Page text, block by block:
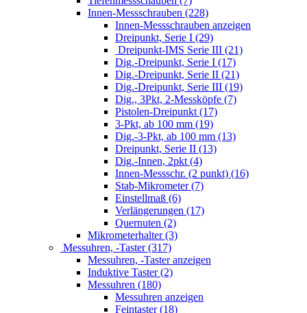
Innen-Messschrauben (228)
Innen-Messschrauben anzeigen
Dreipunkt, Serie I (29)
Dreipunkt-IMS Serie III (21)
Dig.-Dreipunkt, Serie I (17)
Dig.-Dreipunkt, Serie II (21)
Dig.-Dreipunkt, Serie III (19)
Dig., 3Pkt, 2-Messköpfe (7)
Pistolen-Dreipunkt (17)
3-Pkt, ab 100 mm (19)
Dig.-3-Pkt, ab 100 mm (13)
Dreipunkt, Serie II (13)
Dig.-Innen, 2pkt (4)
Innen-Messschr. (2 punkt) (16)
Stab-Mikrometer (7)
Einstellmaß (6)
Verlängerungen (17)
Quernuten (2)
Mikrometerhalter (3)
Messuhren, -Taster (317)
Messuhren, -Taster anzeigen
Induktive Taster (2)
Messuhren (180)
Messuhren anzeigen
Feintaster (18)